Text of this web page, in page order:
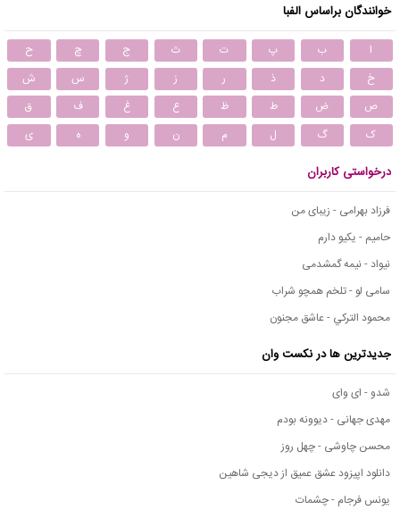
خوانندگان براساس الفبا
ا ب پ ت ث ج چ
ح
خ
د ذ ر ز ژ س
ش
ص
ض ط ظ ع غ ف
ق
ک
گ ل م ن و ه ی
درخواستی کاربران
فرزاد بهرامی - زیبای من
حامیم - یکیو دارم
نیواد - نیمه گمشدمی
سامی لو - تلخم همچو شراب
محمود التركي - عاشق مجنون
جدیدترین ها در نکست وان
شدو - ای وای
مهدی جهانی - دیوونه بودم
محسن چاوشی - چهل روز
دانلود اپیزود عشق عمیق از دیجی شاهین
یونس فرجام - چشمات